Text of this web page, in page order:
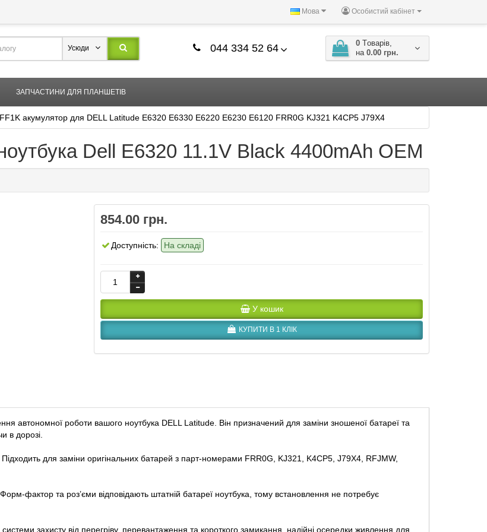
Особистий кабінет
Мова
044 334 52 64 0 Tоварів,
на 0.00 грн.
Усюди
ЗАПЧАСТИНИ ДЛЯ ПЛАНШЕТІВ
акумулятор для DELL Latitude E6320 E6330 E6220 E6230 E6120 FRR0G KJ321 K4CP5 J79X4
Dell E6320 11.1V Black 4400mAh OEM
854.00 грн.
Доступність: На складі
У кошик
КУПИТИ В 1 КЛІК
автономної роботи вашого ноутбука DELL Latitude. Він призначений для заміни зношеної батареї та
в дорозі.
для заміни оригінальних батарей з парт-номерами FRR0G, KJ321, K4CP5, J79X4, RFJMW,
фактор та роз’єми відповідають штатній батареї ноутбука, тому встановлення не потребує
захисту від перегріву, перевантаження та короткого замикання, надійні осередки живлення для